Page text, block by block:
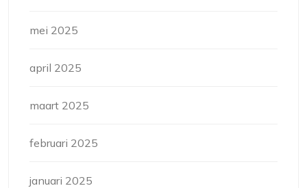
mei 2025
april 2025
maart 2025
februari 2025
januari 2025